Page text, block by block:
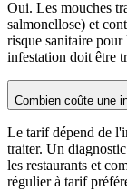
Oui. Les mouches
salmonellose) et
risque sanitaire
infestation doit être
Combien coûte une
Le tarif dépend de
traiter. Un
les restaurants et
régulier à tarif